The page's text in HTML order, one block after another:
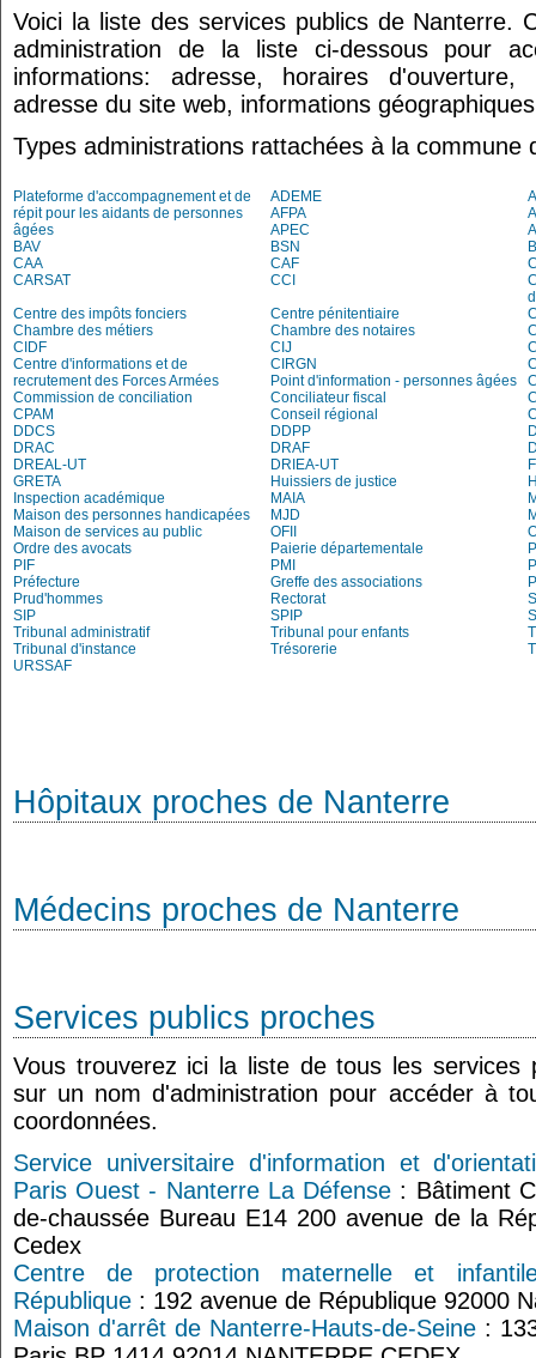
Voici la liste des services publics de Nanterre.
administration de la liste ci-dessous pour
informations: adresse, horaires
adresse du site web, informations
Types administrations rattachées à la commune
Plateforme d'accompagnement et de
répit pour les aidants de personnes
âgées
ADEME
AFPA
APEC
BAV
BSN
CAA
CAF
CARSAT
CCI
Centre des impôts fonciers
Centre pénitentiaire
Chambre des métiers
Chambre des notaires
CIDF
CIJ
Centre d'informations et de
recrutement des Forces Armées
CIRGN
Point d'information - personnes âgées
Commission de conciliation
Conciliateur fiscal
CPAM
Conseil régional
DDCS
DDPP
DRAC
DRAF
DREAL-UT
DRIEA-UT
GRETA
Huissiers de justice
Inspection académique
MAIA
Maison des personnes handicapées
MJD
Maison de services au public
OFII
Ordre des avocats
Paierie départementale
PIF
PMI
Préfecture
Greffe des associations
Prud'hommes
Rectorat
SIP
SPIP
Tribunal administratif
Tribunal pour enfants
Tribunal d'instance
Trésorerie
URSSAF
Hôpitaux proches de Nanterre
Médecins proches de Nanterre
Services publics proches
Vous trouverez ici la liste de tous les services
sur un nom d'administration pour accéder à
coordonnées.
Service universitaire d'information et
Paris Ouest - Nanterre La Défense : Bâtiment
de-chaussée Bureau E14 200 avenue de la
Cedex
Centre de protection maternelle et
République : 192 avenue de République 92000
Maison d'arrêt de Nanterre-Hauts-de-Seine :